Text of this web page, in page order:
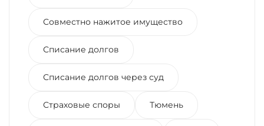
Совместно нажитое имущество
Списание долгов
Списание долгов через суд
Страховые споры Тюмень